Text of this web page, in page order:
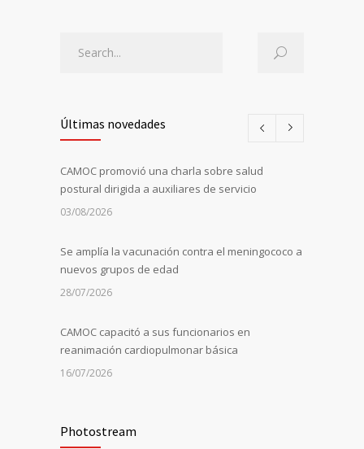
Últimas novedades
CAMOC promovió una charla sobre salud
postural dirigida a auxiliares de servicio
03/08/2026
Se amplía la vacunación contra el meningococo a
nuevos grupos de edad
28/07/2026
CAMOC capacitó a sus funcionarios en
reanimación cardiopulmonar básica
16/07/2026
compartir su experiencia en mejora continua
Photostream